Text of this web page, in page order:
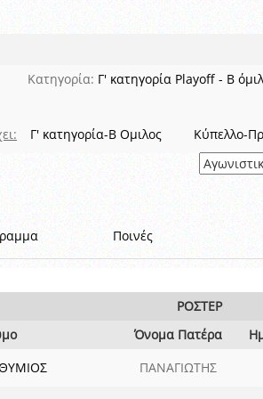
Κατηγορία: Γ' κατηγορία Playoff - B
Γ' κατηγορία-Β Ομιλος Κύπελλο-
Ποινές
ΡΟΣΤΕΡ
Όνομα Πατέρα
ΠΑΝΑΓΙΩΤΗΣ